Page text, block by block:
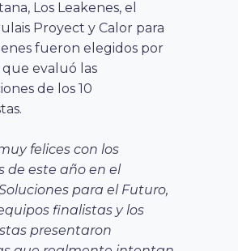
Los Leakenes, el
Proyect y Calor para
fueron elegidos por
evaluó las
de los 10
felices con los
de este año en el
para el Futuro,
finalistas y los
presentaron